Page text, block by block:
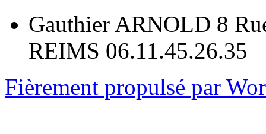
Gauthier ARNOLD 8
REIMS 06.11.45.26.35
Fièrement propulsé par